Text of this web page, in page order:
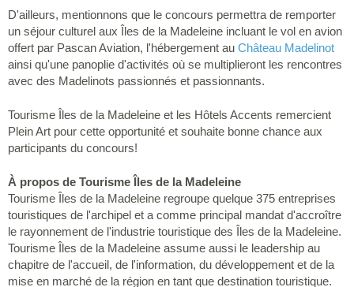
D'ailleurs, mentionnons que le concours permettra de remporter
un séjour culturel aux Îles de la Madeleine incluant le vol en avion
offert par Pascan Aviation, l'hébergement au Château Madelinot
ainsi qu'une panoplie d'activités où se multiplieront les rencontres
avec des Madelinots passionnés et passionnants.
Tourisme Îles de la Madeleine et les Hôtels Accents remercient
Plein Art pour cette opportunité et souhaite bonne chance aux
participants du concours!
À propos de Tourisme Îles de la Madeleine
Tourisme Îles de la Madeleine regroupe quelque 375 entreprises
touristiques de l'archipel et a comme principal mandat d'accroître
le rayonnement de l'industrie touristique des Îles de la Madeleine.
Tourisme Îles de la Madeleine assume aussi le leadership au
chapitre de l'accueil, de l'information, du développement et de la
mise en marché de la région en tant que destination touristique.